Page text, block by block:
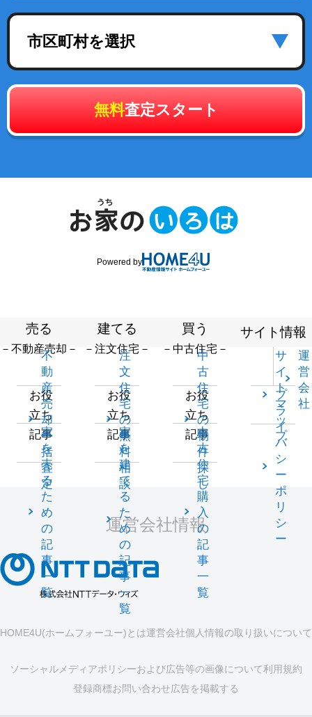
市区町村を選択
無料査定スタート
Powered by
売る
－不動産売却－
不
動
産
売
却
一
括
査
定
お役
立ち
記事
家
を
売
る
た
め
の
記
事
一
覧
建てる
－注文住宅－
注
文
住
宅
の
無
料
相
談
お役
立ち
記事
家
を
建
て
る
た
め
の
記
事
一
覧
買う
－中古住宅－
中
古
住
宅
の
物
件
探
し
お役
立ち
記事
中
古
住
宅
購
入
の
記
事
一
覧
サイト情報
サ
イ
ト
マ
ッ
プ
運
営
会
社
プ
ラ
イ
バ
シ
ー
ポ
リ
シ
ー
運営会社情報
HOME4U(ホームフォーユー)とは運営会社個人情報の取り扱いについて
ソーシャルメディアポリシーおよび広告等の画像について利用規約
登録商標お問い合わせ広告を掲載する